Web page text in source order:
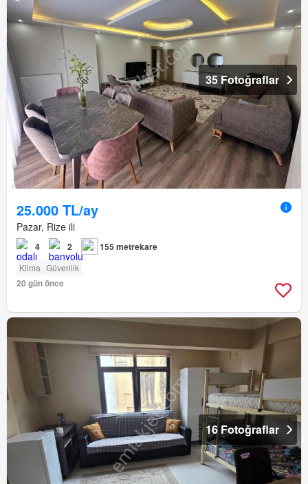
35 Fotoğraflar
25.000 TL/ay
Pazar, Rize ili
4 2 155 metrekare
Klima Güvenlik
20 gün önce
16 Fotoğraflar